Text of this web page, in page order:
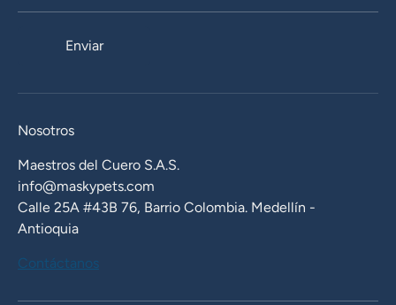
Enviar
Nosotros
Maestros del Cuero S.A.S.
info@maskypets.com
Calle 25A #43B 76, Barrio Colombia. Medellín -
Antioquia
Contáctanos